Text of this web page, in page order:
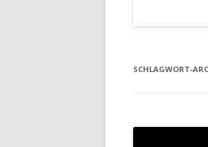
SCHLAGWORT-